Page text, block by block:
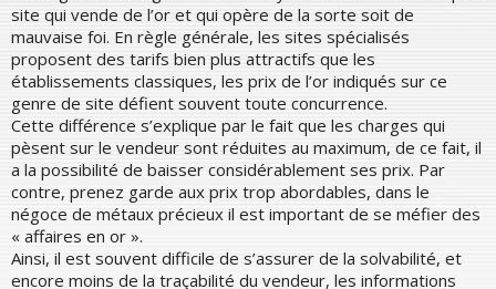
site qui vende de l’or et qui opère de la sorte soit de
mauvaise foi. En règle générale, les sites spécialisés
proposent des tarifs bien plus attractifs que les
établissements classiques, les prix de l’or indiqués sur ce
genre de site défient souvent toute concurrence.
Cette différence s’explique par le fait que les charges qui
pèsent sur le vendeur sont réduites au maximum, de ce fait, il
a la possibilité de baisser considérablement ses prix. Par
contre, prenez garde aux prix trop abordables, dans le
négoce de métaux précieux il est important de se méfier des
« affaires en or ».
Ainsi, il est souvent difficile de s’assurer de la solvabilité, et
encore moins de la traçabilité du vendeur, les informations